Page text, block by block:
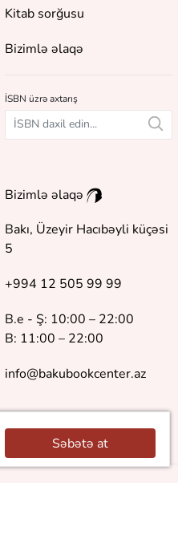
Səbətə at
Kitab sorğusu
Bizimlə əlaqə
İSBN üzrə axtarış
Bizimlə əlaqə
Bakı, Üzeyir Hacıbəyli küçəsi
5
+994 12 505 99 99
B.e - Ş: 10:00 – 22:00
B: 11:00 – 22:00
info@bakubookcenter.az